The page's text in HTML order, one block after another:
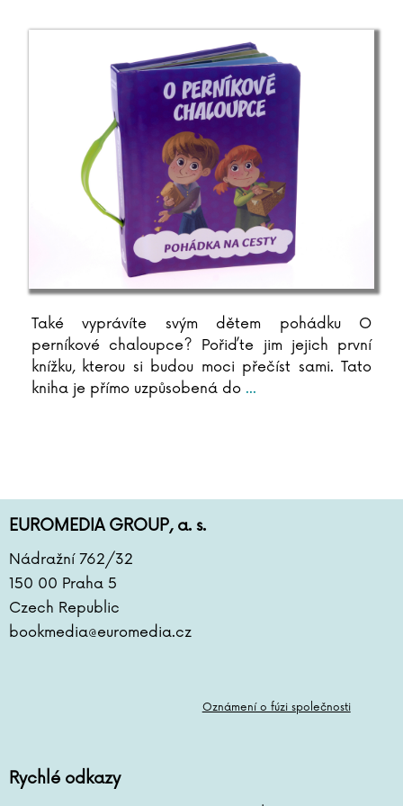
Sara Brezzi
Otakar Brousek ml.
Marie Bruce
Christiane Brüning
Catherine Bruzzone
Konrad Budzyk
Igor Bukovský
Andrea Cagol
Juan Maneru Cámara
Vito Capezzuto
Claudia Carlsová
Chris Carter
Manlio Castagna
Ismael Barriguete Castro
Liou Cch´-sin (1)
Bernard Cornwell
Jane Corryová
Gilles Delphine Cotteová
Matteo Crivellini
Iza Czajková
Sabrina Sue Danielsová
C. Dartevelle
Také vyprávíte svým dětem pohádku O
perníkové chaloupce? Pořiďte jim jejich první
knížku, kterou si budou moci přečíst sami. Tato
kniha je přímo uzpůsobená do ...
EUROMEDIA GROUP, a. s.
Nádražní 762/32
150 00 Praha 5
Czech Republic
bookmedia@euromedia.cz
Oznámení o fúzi společnosti
Rychlé odkazy